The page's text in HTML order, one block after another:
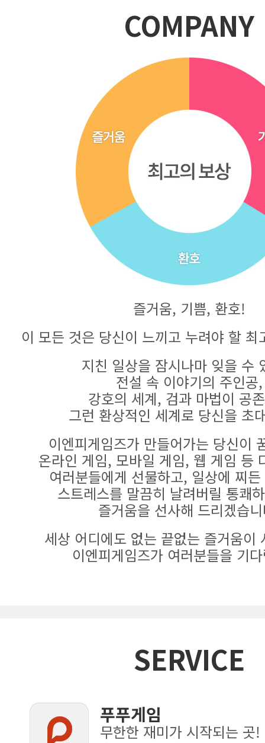
COMPANY
즐거움, 기쁨, 환호!
이 모든 것은 당신이 느끼고 누려야 할 최
지친 일상을 잠시나마 잊을 수
전설 속 이야기의 주인공,
강호의 세계, 검과 마법이 공
그런 환상적인 세계로 당신을 초
이엔피게임즈가 만들어가는 당신이
온라인 게임, 모바일 게임, 웹 게임 등
여러분들에게 선물하고, 일상에 찌
스트레스를 말끔히 날려버릴 통쾌
즐거움을 선사해 드리겠습
세상 어디에도 없는 끝없는 즐거움이
이엔피게임즈가 여러분들을 기
SERVICE
푸푸게임
무한한 재미가 시작되는 곳!